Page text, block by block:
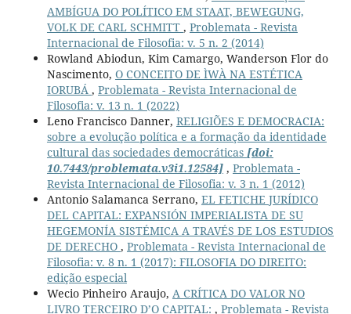
AMBÍGUA DO POLÍTICO EM STAAT, BEWEGUNG,
VOLK DE CARL SCHMITT , Problemata - Revista
Internacional de Filosofia: v. 5 n. 2 (2014)
Rowland Abiodun, Kim Camargo, Wanderson Flor do
Nascimento, O CONCEITO DE ÌWÀ NA ESTÉTICA
IORUBÁ , Problemata - Revista Internacional de
Filosofia: v. 13 n. 1 (2022)
Leno Francisco Danner, RELIGIÕES E DEMOCRACIA:
sobre a evolução política e a formação da identidade
cultural das sociedades democráticas [doi:
10.7443/problemata.v3i1.12584], Problemata -
Revista Internacional de Filosofia: v. 3 n. 1 (2012)
Antonio Salamanca Serrano, EL FETICHE JURÍDICO
DEL CAPITAL: EXPANSIÓN IMPERIALISTA DE SU
HEGEMONÍA SISTÉMICA A TRAVÉS DE LOS ESTUDIOS
DE DERECHO , Problemata - Revista Internacional de
Filosofia: v. 8 n. 1 (2017): FILOSOFIA DO DIREITO:
edição especial
Wecio Pinheiro Araujo, A CRÍTICA DO VALOR NO
LIVRO TERCEIRO D’O CAPITAL: , Problemata - Revista